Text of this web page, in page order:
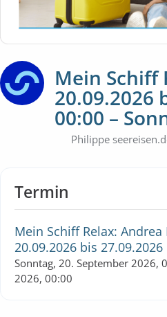
Mein Schiff
20.09.2026
00:00 –
Philippe
Termin
Mein Schiff Relax:
20.09.2026 bis 27.09.2026
Sonntag, 20. September 2026,
2026, 00:00